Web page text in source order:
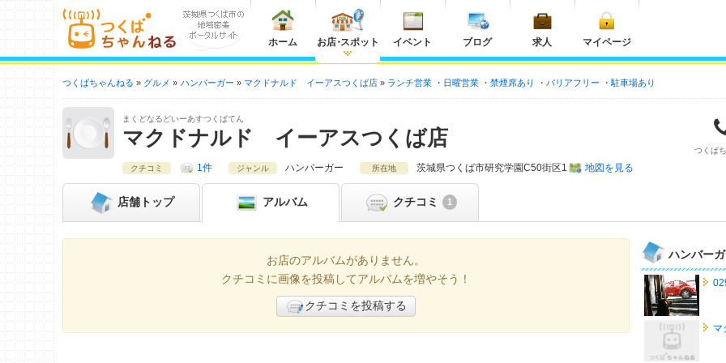
ホーム お店・スポット イベント ブログ 求人 マイページ
つくばちゃんねる グルメ ハンバーガー マクドナルド イーアスつくば店 ランチ営業 日曜営業 禁煙席あり バリアフリー 駐車場あり
まくどなるどいーあすつくばてん
マクドナルド イーアスつくば店
つくば
クチコミ
1件 ジャンル ハンバーガー 所在地 茨城県つくば市研究学園C50街区1 地図を見る
店舗 トップ アルバム クチコミ 1
お店のアルバムがありません。
クチコミに画像を投稿してアルバムを増やそう！
クチコミを投稿する
ハンバー
マ